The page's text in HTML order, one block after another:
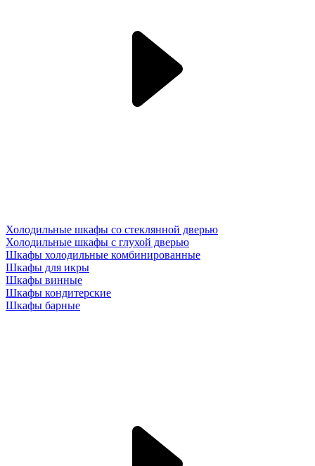
Холодильные шкафы со стеклянной дверью
Холодильные шкафы с глухой дверью
Шкафы холодильные комбинированные
Шкафы для икры
Шкафы винные
Шкафы кондитерские
Шкафы барные